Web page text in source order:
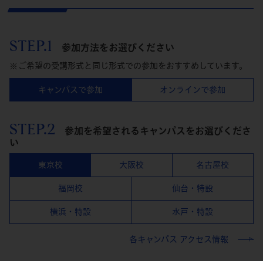
STEP.1 参加方法をお選びください
ご希望の受講形式と同じ形式での参加をおすすめしています。
キャンパスで参加 オンラインで参加
STEP.2
参加を希望されるキャンパスをお選びくださ
い
各キャンパス アクセス情報
東京校 大阪校 名古屋校
福岡校 仙台・特設
横浜・特設 水戸・特設